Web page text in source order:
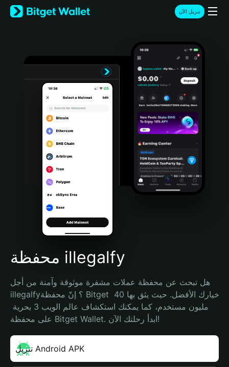
English
日本語
Türkçe
Português (Portugal)
Bahasa Indonesia
Português (Brasil)
Español (Argentina)
تنزيل الآن
محفظة illegalfy
هل تبحث عن محفظة عملات مشفرة موثوقة وآمنة من أجل
illegalfy؟ إنّ محفظة Bitget خيارك الأفضل. حيث يثق بها 40
على محفظة Bitget Wallet. ابدأ رحلتك الآن!
تنزيل Android APK